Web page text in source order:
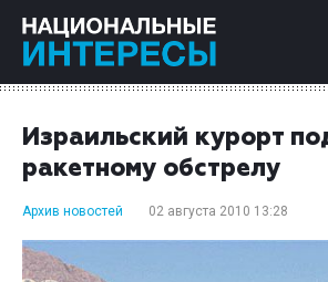
Израильский курорт
ракетному обстрелу
Архив новостей 02 августа 2010 13:28